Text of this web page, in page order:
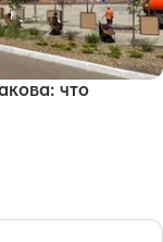
что